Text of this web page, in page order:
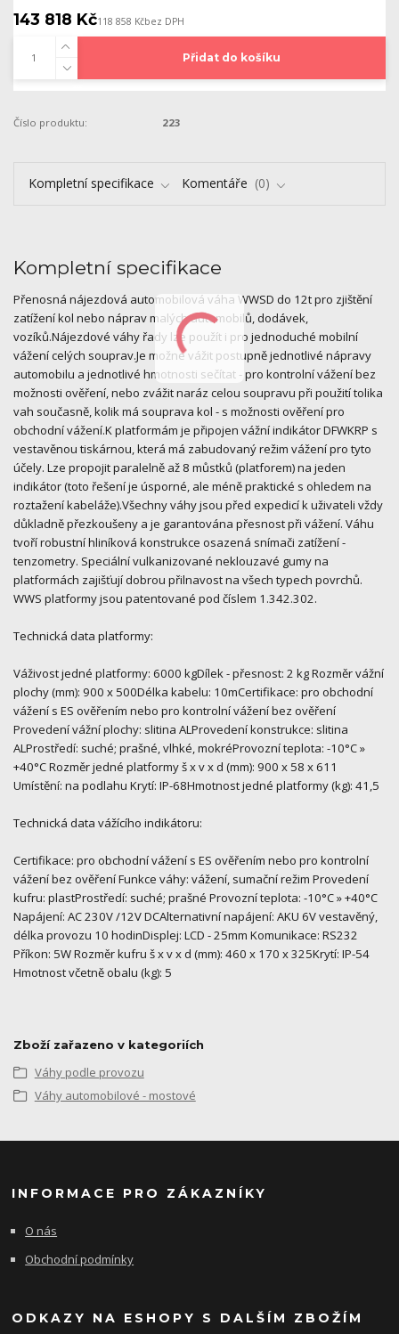
143 818 Kč118 858 Kčbez DPH
Přidat do košíku
Číslo produktu: 223
Kompletní specifikace Komentáře 0
Kompletní specifikace
Přenosná nájezdová automobilová váha WWSD do 12t pro zjištění
zatížení kol nebo náprav malých automobilů, dodávek,
vozíků.Nájezdové váhy řady lze použít i pro jednoduché mobilní
vážení celých souprav.Je možné vážit postupně jednotlivé nápravy
automobilu a jednotlivé hmotnosti sečítat - pro kontrolní vážení bez
možnosti ověření, nebo zvážit naráz celou soupravu při použití tolika
vah současně, kolik má souprava kol - s možnosti ověření pro
obchodní vážení.K platformám je připojen vážní indikátor DFWKRP s
vestavěnou tiskárnou, která má zabudovaný režim vážení pro tyto
účely. Lze propojit paralelně až 8 můstků (platforem) na jeden
indikátor (toto řešení je úsporné, ale méně praktické s ohledem na
roztažení kabeláže).Všechny váhy jsou před expedicí k uživateli vždy
důkladně přezkoušeny a je garantována přesnost při vážení. Váhu
tvoří robustní hliníková konstrukce osazená snímači zatížení -
tenzometry. Speciální vulkanizované neklouzavé gumy na
platformách zajišťují dobrou přilnavost na všech typech povrchů.
WWS platformy jsou patentované pod číslem 1.342.302.
Technická data platformy:
Váživost jedné platformy: 6000 kgDílek - přesnost: 2 kg Rozměr vážní
plochy (mm): 900 x 500Délka kabelu: 10mCertifikace: pro obchodní
vážení s ES ověřením nebo pro kontrolní vážení bez ověření
Provedení vážní plochy: slitina ALProvedení konstrukce: slitina
ALProstředí: suché; prašné, vlhké, mokréProvozní teplota: -10°C »
+40°C Rozměr jedné platformy š x v x d (mm): 900 x 58 x 611
Umístění: na podlahu Krytí: IP-68Hmotnost jedné platformy (kg): 41,5
Technická data vážícího indikátoru:
Certifikace: pro obchodní vážení s ES ověřením nebo pro kontrolní
vážení bez ověření Funkce váhy: vážení, sumační režim Provedení
kufru: plastProstředí: suché; prašné Provozní teplota: -10°C » +40°C
Napájení: AC 230V /12V DCAlternativní napájení: AKU 6V vestavěný,
délka provozu 10 hodinDisplej: LCD - 25mm Komunikace: RS232
Příkon: 5W Rozměr kufru š x v x d (mm): 460 x 170 x 325Krytí: IP-54
Hmotnost včetně obalu (kg): 5
Zboží zařazeno v kategoriích
Váhy podle provozu
Váhy automobilové - mostové
INFORMACE PRO ZÁKAZNÍKY
O nás
Obchodní podmínky
ODKAZY NA ESHOPY S DALŠÍM ZBOŽÍM